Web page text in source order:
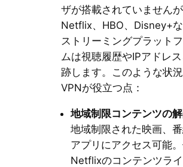
ザが搭載されていませんが
Netflix、HBO、Disney+
ストリーミングプラット
ムは視聴履歴やIPアドレ
跡します。このような状
VPNが役立つ点：
地域制限コンテンツの解
地域制限された映画、番
アプリにアクセス可能。
Netflixのコンテンツラ